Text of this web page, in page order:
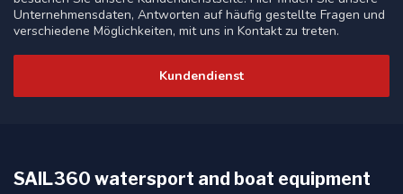
Unternehmensdaten, Antworten auf häufig gestellte Fragen und
verschiedene Möglichkeiten, mit uns in Kontakt zu treten.
Kundendienst
SAIL360 watersport and boat equipment